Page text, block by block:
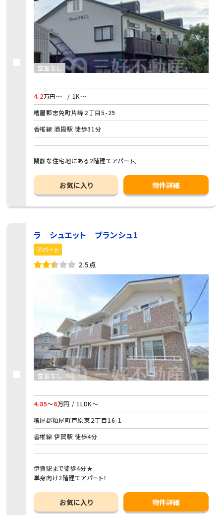
空室なし
4.2万円～
/ 1K～
糟屋郡志免町片峰２丁目5-29
香椎線 酒殿駅 徒歩31分
閑静な住宅地にある2階建てアパート。
お気に入り 物件詳細
ラ シュエット ブランシュ1
アパート
2.5点
空室なし
4.85～6万円 / 1LDK～
糟屋郡粕屋町戸原東２丁目16-1
香椎線 伊賀駅 徒歩4分
伊賀駅まで徒歩4分★
単身向け2階建てアパート！
お気に入り 物件詳細